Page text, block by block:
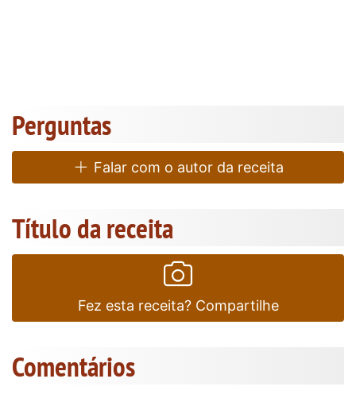
Perguntas
Falar com o autor da receita
Título da receita
Fez esta receita? Compartilhe
Comentários